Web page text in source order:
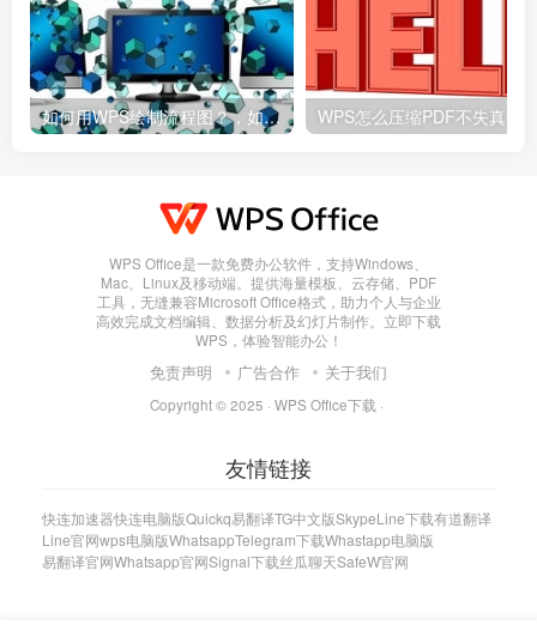
如何用WPS绘制流程图？，如何用wps绘制流程图并保存
WPS Office是一款免费办公软件，支持Windows、
Mac、Linux及移动端。提供海量模板、云存储、PDF
工具，无缝兼容Microsoft Office格式，助力个人与企业
高效完成文档编辑、数据分析及幻灯片制作。立即下载
WPS，体验智能办公！
免责声明 广告合作 关于我们
Copyright © 2025 · WPS Office下载 ·
友情链接
快连加速器快连电脑版Quickq易翻译TG中文版SkypeLine下载有道翻译
Line官网wps电脑版WhatsappTelegram下载Whastapp电脑版
易翻译官网Whatsapp官网Signal下载丝瓜聊天SafeW官网